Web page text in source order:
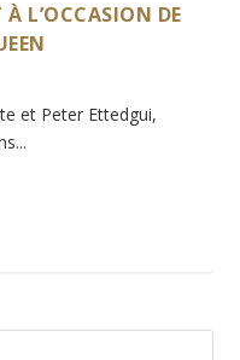
L’OCCASION DE
et Peter Ettedgui,